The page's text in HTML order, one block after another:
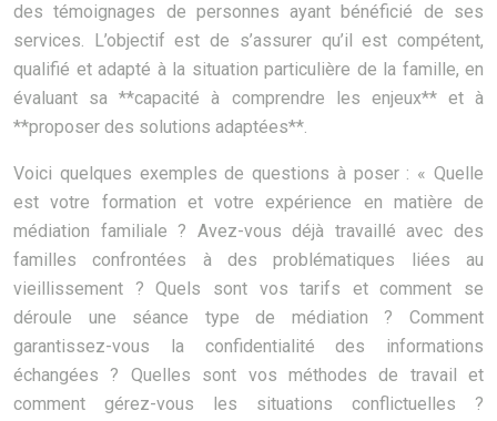
des témoignages de personnes ayant bénéficié de ses
services. L’objectif est de s’assurer qu’il est compétent,
qualifié et adapté à la situation particulière de la famille, en
évaluant sa **capacité à comprendre les enjeux** et à
**proposer des solutions adaptées**.
Voici quelques exemples de questions à poser : « Quelle
est votre formation et votre expérience en matière de
médiation familiale ? Avez-vous déjà travaillé avec des
familles confrontées à des problématiques liées au
vieillissement ? Quels sont vos tarifs et comment se
déroule une séance type de médiation ? Comment
garantissez-vous la confidentialité des informations
échangées ? Quelles sont vos méthodes de travail et
comment gérez-vous les situations conflictuelles ?